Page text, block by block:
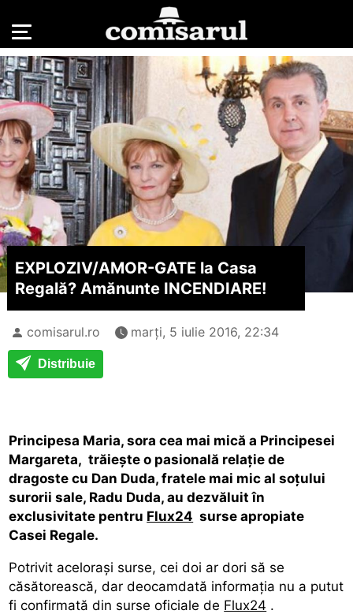
EXPLOZIV/AMOR-GATE la Casa
Regală? Amănunte INCENDIARE!
comisarul.ro marți, 5 iulie 2016, 22:34
Distribuie
Principesa Maria, sora cea mai mică a Principesei
Margareta, trăiește o pasională relație de
dragoste cu Dan Duda, fratele mai mic al soțului
surorii sale, Radu Duda, au dezvăluit în
exclusivitate pentru Flux24 surse apropiate
Casei Regale.
Potrivit acelorași surse, cei doi ar dori să se
căsătorească, dar deocamdată informația nu a putut
fi confirmată din surse oficiale de Flux24 .